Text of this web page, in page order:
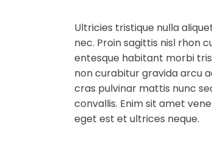
Ultricies tristique nulla
nec. Proin sagittis nisl rhon
entesque habitant morbi
non curabitur gravida arcu
cras pulvinar mattis nunc
convallis. Enim sit amet
eget est et ultrices neque.